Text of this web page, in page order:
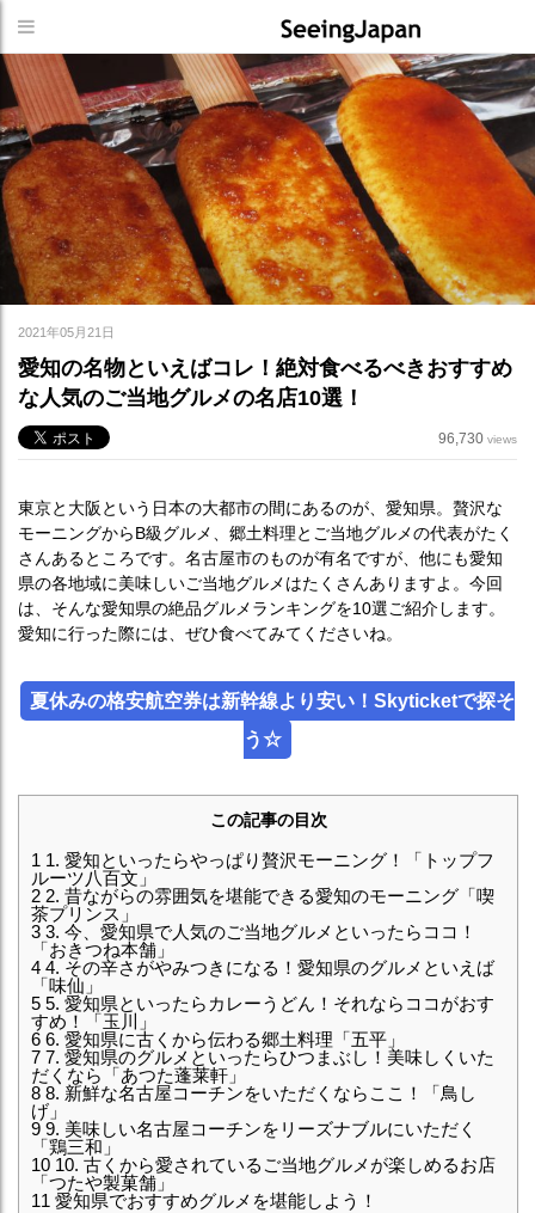
2021年05月21日
愛知の名物といえばコレ！絶対食べるべきおすすめ
な人気のご当地グルメの名店10選！
96,730 views
東京と大阪という日本の大都市の間にあるのが、愛知県。贅沢な
モーニングからB級グルメ、郷土料理とご当地グルメの代表がたく
さんあるところです。名古屋市のものが有名ですが、他にも愛知
県の各地域に美味しいご当地グルメはたくさんありますよ。今回
は、そんな愛知県の絶品グルメランキングを10選ご紹介します。
愛知に行った際には、ぜひ食べてみてくださいね。
夏休みの格安航空券は新幹線より安い！Skyticketで探そ
う☆
この記事の目次
1 1. 愛知といったらやっぱり贅沢モーニング！「トップフ
ルーツ八百文」
2 2. 昔ながらの雰囲気を堪能できる愛知のモーニング「喫
茶プリンス」
3 3. 今、愛知県で人気のご当地グルメといったらココ！
「おきつね本舗」
4 4. その辛さがやみつきになる！愛知県のグルメといえば
「味仙」
5 5. 愛知県といったらカレーうどん！それならココがおす
すめ！「玉川」
6 6. 愛知県に古くから伝わる郷土料理「五平」
7 7. 愛知県のグルメといったらひつまぶし！美味しくいた
だくなら「あつた蓬莱軒」
8 8. 新鮮な名古屋コーチンをいただくならここ！「鳥し
げ」
9 9. 美味しい名古屋コーチンをリーズナブルにいただく
「鶏三和」
10 10. 古くから愛されているご当地グルメが楽しめるお店
「つたや製菓舗」
11 愛知県でおすすめグルメを堪能しよう！